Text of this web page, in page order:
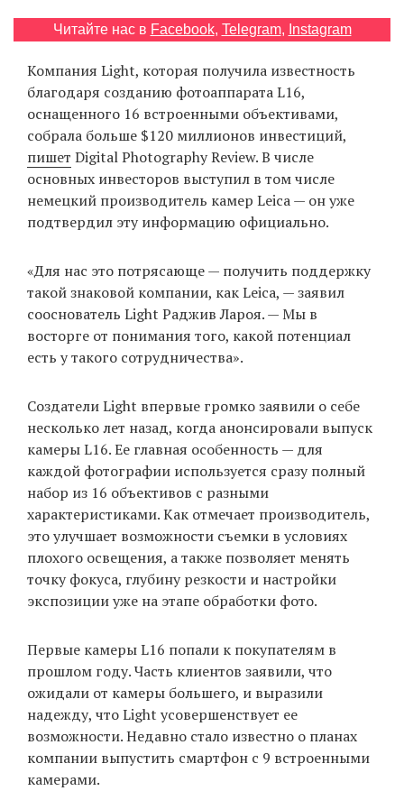
EN
UA
Читайте нас в Facebook, Telegram, Instagram
Компания Light, которая получила известность
благодаря созданию фотоаппарата L16,
оснащенного 16 встроенными объективами,
собрала больше $120 миллионов инвестиций,
пишет Digital Photography Review. В числе
основных инвесторов выступил в том числе
немецкий производитель камер Leica — он уже
подтвердил эту информацию официально.
«Для нас это потрясающе — получить поддержку
такой знаковой компании, как Leica, — заявил
сооснователь Light Раджив Лароя. — Мы в
восторге от понимания того, какой потенциал
есть у такого сотрудничества».
Создатели Light впервые громко заявили о себе
несколько лет назад, когда анонсировали выпуск
камеры L16. Ее главная особенность — для
каждой фотографии используется сразу полный
набор из 16 объективов с разными
характеристиками. Как отмечает производитель,
это улучшает возможности съемки в условиях
плохого освещения, а также позволяет менять
точку фокуса, глубину резкости и настройки
экспозиции уже на этапе обработки фото.
Первые камеры L16 попали к покупателям в
прошлом году. Часть клиентов заявили, что
ожидали от камеры большего, и выразили
надежду, что Light усовершенствует ее
возможности. Недавно стало известно о планах
компании выпустить смартфон с 9 встроенными
камерами.